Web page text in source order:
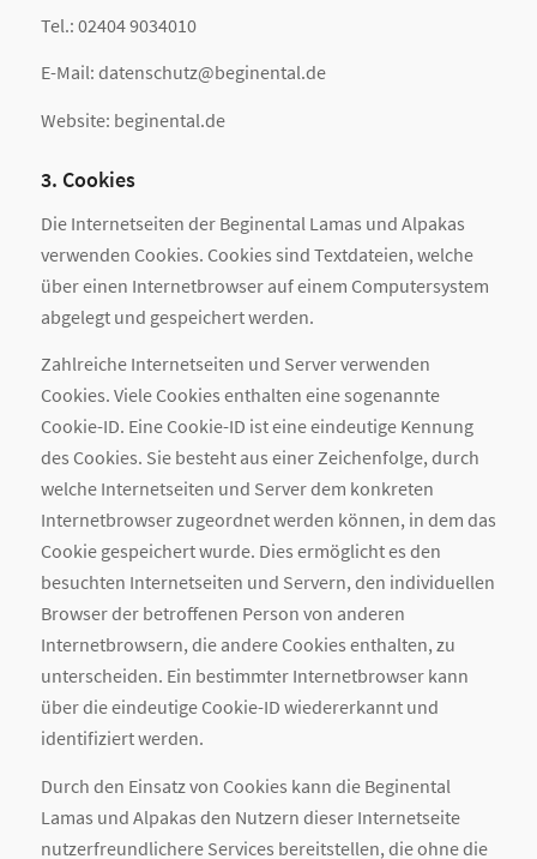
Tel.: 02404 9034010
E-Mail: datenschutz@beginental.de
Website: beginental.de
3. Cookies
Die Internetseiten der Beginental Lamas und Alpakas
verwenden Cookies. Cookies sind Textdateien, welche
über einen Internetbrowser auf einem Computersystem
abgelegt und gespeichert werden.
Zahlreiche Internetseiten und Server verwenden
Cookies. Viele Cookies enthalten eine sogenannte
Cookie-ID. Eine Cookie-ID ist eine eindeutige Kennung
des Cookies. Sie besteht aus einer Zeichenfolge, durch
welche Internetseiten und Server dem konkreten
Internetbrowser zugeordnet werden können, in dem das
Cookie gespeichert wurde. Dies ermöglicht es den
besuchten Internetseiten und Servern, den individuellen
Browser der betroffenen Person von anderen
Internetbrowsern, die andere Cookies enthalten, zu
unterscheiden. Ein bestimmter Internetbrowser kann
über die eindeutige Cookie-ID wiedererkannt und
identifiziert werden.
Durch den Einsatz von Cookies kann die Beginental
Lamas und Alpakas den Nutzern dieser Internetseite
nutzerfreundlichere Services bereitstellen, die ohne die